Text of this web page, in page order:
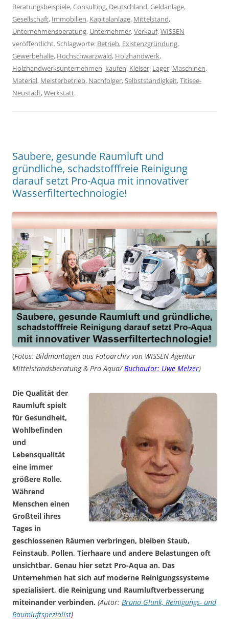
Beratungsbeispiele,Consulting, Deutschland,Geldanlage,
Gesellschaft, Immobilien, Kapitalanlage, Mittelstand,
Unternehmensberatung, Unternehmer,Verkauf,WISSEN
veröffentlicht. Schlagworte: Betrieb, Existenzgründung,
Gewerbehalle, Hochschwarzwald, Holzhandwerk,
Holzhandwerksunternehmen, kaufen, Kleiser, Lager, Maschinen,
Material, Meisterbetrieb, Nachfolger,Selbstständigkeit,Titisee-
Neustadt,Werkstatt.
Saubere, gesunde Raumluft und
gründliche, schadstofffreie Reinigung
darauf setzt Pro-Aqua mit innovativer
Wasserfiltertechnologie!
(Fotos: Bildmontagen aus Fotoarchiv von WISSEN Agentur
Mittelstandsberatung & Pro Aqua/Buchautor: Uwe Melzer)
Die Qualität der
Raumluft spielt
für Gesundheit,
Wohlbefinden
und
Lebensqualität
eine immer
größere Rolle.
Während
Menschen einen
Großteil ihres
Tages in
geschlossenen Räumen verbringen, bleiben Staub,
Feinstaub, Pollen, Tierhaare und andere Belastungen oft
unsichtbar. Genau hier setzt Pro-Aqua an. Das
Unternehmen hat sich auf moderne Reinigungssysteme
spezialisiert, die Reinigung und Raumluftverbesserung
miteinander verbinden. (Autor: Bruno Glunk, Reinigungs- und
Raumluftspezialist)